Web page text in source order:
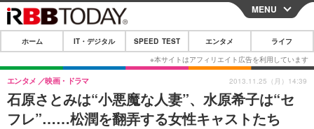
CLOSE
ホーム
IT・デジタル
IT・デジタルTOP スマートフォン
SPEED TEST
MENU
ホーム IT・デジタル SPEED TEST エンタメ ライフ
石原さとみは“小悪魔な人妻”、水原希子は“セ
フレ”……松潤を翻弄する女性キャストたち
エンタメ 映画・ドラマ 2013.11.25（月）14:39